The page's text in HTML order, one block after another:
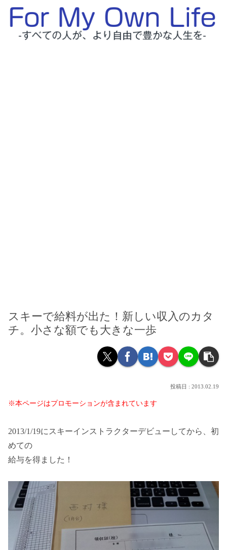
スキーで給料が出た！新しい収入のカタ
チ。小さな額でも大きな一歩
2013.02.19
※本ページはプロモーションが含まれています
2013/1/19にスキーインストラクターデビューしてから、初
めての
給与を得ました！